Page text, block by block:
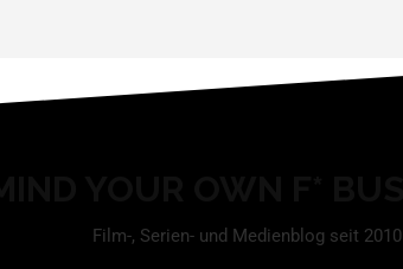
Film-, Serien- und Medienblog seit 2010